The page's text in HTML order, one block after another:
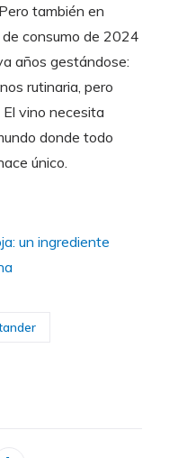
también en
consumo de 2024
años gestándose:
rutinaria, pero
vino necesita
donde todo
único.
un ingrediente